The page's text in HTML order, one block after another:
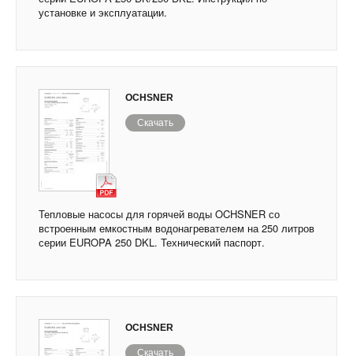
установке и эксплуатации.
OCHSNER
Скачать
Тепловые насосы для горячей воды OCHSNER со
встроенным емкостным водонагревателем на 250 литров
серии EUROPA 250 DKL. Технический паспорт.
OCHSNER
Скачать